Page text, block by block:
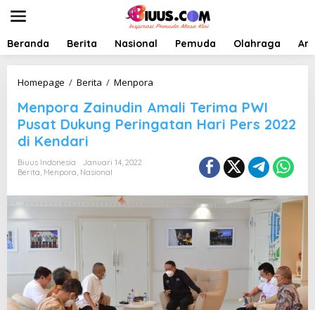
t
Beranda Berita Nasional Pemuda Olahraga
Homepage / Berita / Menpora
n
p
o
i
A
Menpora Zainudin Amali Terima PWI
Pusat Dukung Peringatan Hari Pers 2022
di Kendari
Biuus Indonesia
Januari 14, 2022
Berita, Menpora, Nasional